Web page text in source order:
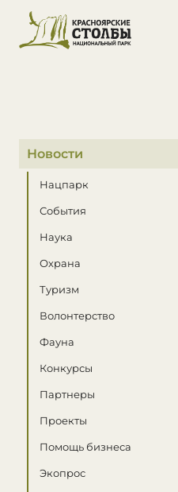
В этом разделе
Новости
Нацпарк
События
Наука
Охрана
Туризм
Волонтерство
Фауна
Конкурсы
Партнеры
Проекты
Помощь бизнеса
Экопрос